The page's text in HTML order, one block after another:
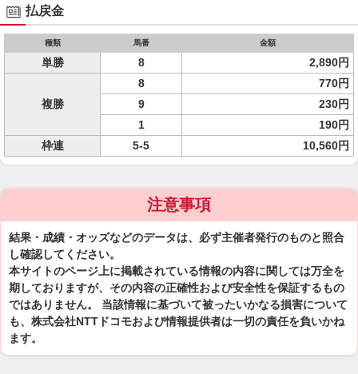
払戻金
種類 馬番 金額
単勝 8 2,890円
複勝
8
770円
9
230円
1
190円
枠連
5-5 10,560円
注意事項
結果・成績・オッズなどのデータは、必ず主催者発行のものと照合
し確認してください。
本サイトのページ上に掲載されている情報の内容に関しては万全を
期しておりますが、その内容の正確性および安全性を保証するもの
ではありません。 当該情報に基づいて被ったいかなる損害について
も、株式会社NTTドコモおよび情報提供者は一切の責任を負いかね
ます。